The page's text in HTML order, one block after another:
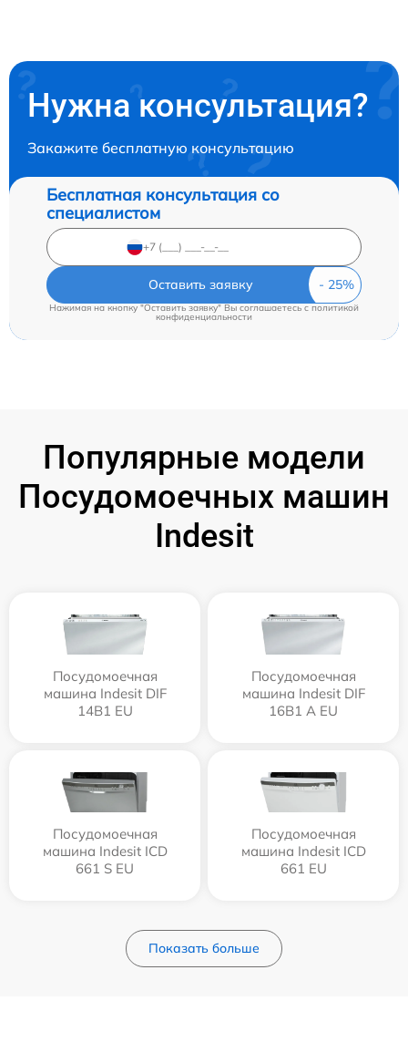
Нужна консультация?
Закажите бесплатную консультацию
Бесплатная консультация со
специалистом
Оставить заявку
Нажимая на кнопку "Оставить заявку" Вы соглашаетесь cполитикой
конфиденциальности
Популярные модели
Посудомоечных машин
Indesit
Посудомоечная
машина Indesit DIF
14B1 EU
Посудомоечная
машина Indesit DIF
16B1 A EU
Посудомоечная
машина Indesit ICD
661 S EU
Посудомоечная
машина Indesit ICD
661 EU
Показать больше